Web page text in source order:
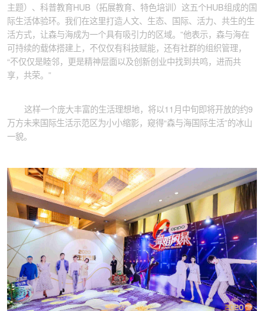
主题）、科普教育HUB（拓展教育、特色培训）这五个HUB组成的国
际生活体验环。我们在这里打造人文、生态、国际、活力、共生的生
活方式，让森与海成为一个具有吸引力的区域。”他表示，森与海在
可持续的载体搭建上，不仅仅有科技赋能，还有社群的组织管理，
“不仅仅是睦邻，更是精神层面以及创新创业中找到共鸣，进而共
享，共荣。”
这样一个庞大丰富的生活理想地，将以11月中旬即将开放的约9
万方未来国际生活示范区为小小缩影，窥得“森与海国际生活”的冰山
一貌。